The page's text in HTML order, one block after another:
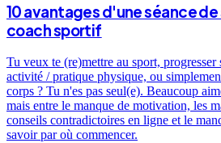
10 avantages d'une séance
coach sportif
Tu veux te (re)mettre au sport, progresser
activité / pratique physique, ou
corps ? Tu n'es pas seul(e). Beaucoup
mais entre le manque de motivation, les
conseils contradictoires en ligne et le
savoir par où commencer.